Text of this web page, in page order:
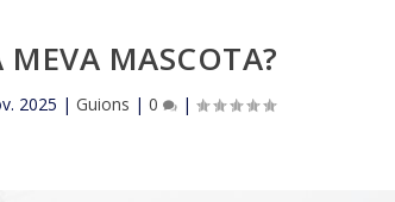
MASCOTA?
2025 |Guions |0 |